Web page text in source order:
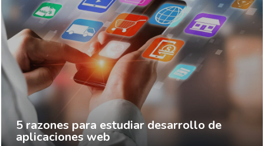
5 razones para estudiar desarrollo de
aplicaciones web